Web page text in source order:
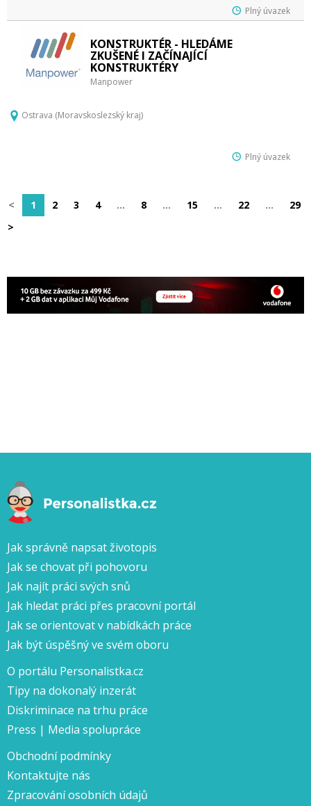
Plný úvazek
KONSTRUKTÉR - HLEDÁME
ZKUŠENÉ I ZAČÍNAJÍCÍ
KONSTRUKTÉRY
Manpower
Ostrava (Moravskoslezský kraj)
Plný úvazek
< 1 2 3 4 … 8 … 15 … 22 …
29
>
Jak správně napsat životopis
Jak se chovat při pohovoru
Jak najít práci svých snů
Jak hledat práci přes pracovní portál
Jak se orientovat v nabídkách práce
Jak být úspěšný ve svém oboru
O portálu Personalistka.cz
Tipy na dokonalý inzerát
Diskriminace na trhu práce
Press | Media spolupráce
Obchodní podmínky
Kontaktujte nás
Zpracování osobních údajů